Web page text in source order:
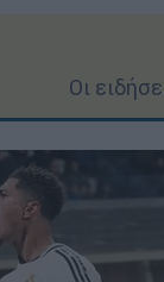
Οι